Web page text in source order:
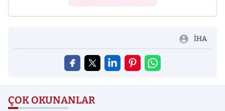
İHA
ÇOK OKUNANLAR